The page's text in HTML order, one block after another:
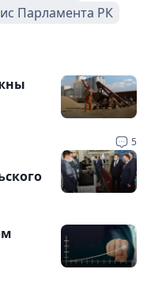
Парламента РК
5